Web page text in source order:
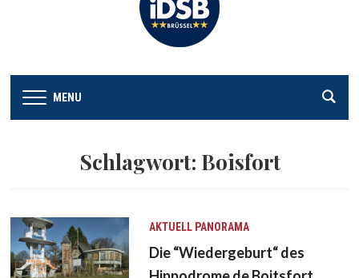
MENU
Schlagwort: Boisfort
AKTUELL PANORAMA
Die “Wiedergeburt“ des